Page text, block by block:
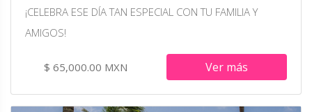
¡CELEBRA ESE DÍA TAN ESPECIAL CON TU FAMILIA Y
AMIGOS!
$ 65,000.00 MXN Ver más